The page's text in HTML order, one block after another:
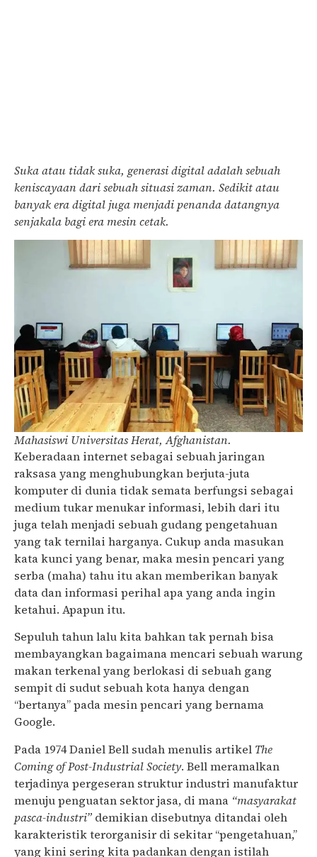
Suka atau tidak suka, generasi digital adalah sebuah
keniscayaan dari sebuah situasi zaman. Sedikit atau
banyak era digital juga menjadi penanda datangnya
senjakala bagi era mesin cetak.
Mahasiswi Universitas Herat, Afghanistan.
Keberadaan internet sebagai sebuah jaringan
raksasa yang menghubungkan berjuta-juta
komputer di dunia tidak semata berfungsi sebagai
medium tukar menukar informasi, lebih dari itu
juga telah menjadi sebuah gudang pengetahuan
yang tak ternilai harganya. Cukup anda masukan
kata kunci yang benar, maka mesin pencari yang
serba (maha) tahu itu akan memberikan banyak
data dan informasi perihal apa yang anda ingin
ketahui. Apapun itu.
Sepuluh tahun lalu kita bahkan tak pernah bisa
membayangkan bagaimana mencari sebuah warung
makan terkenal yang berlokasi di sebuah gang
sempit di sudut sebuah kota hanya dengan
“bertanya” pada mesin pencari yang bernama
Google.
Pada 1974 Daniel Bell sudah menulis artikel The
Coming of Post-Industrial Society. Bell meramalkan
terjadinya pergeseran struktur industri manufaktur
menuju penguatan sektor jasa, di mana “masyarakat
pasca-industri” demikian disebutnya ditandai oleh
karakteristik terorganisir di sekitar “pengetahuan,”
yang kini sering kita padankan dengan istilah